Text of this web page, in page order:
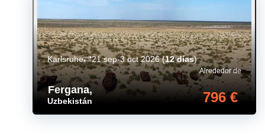
Fergana,
Uzbekistán
Alrededor de
796 €
Karlsruhe 21 sep-3 oct 2026(12 días)